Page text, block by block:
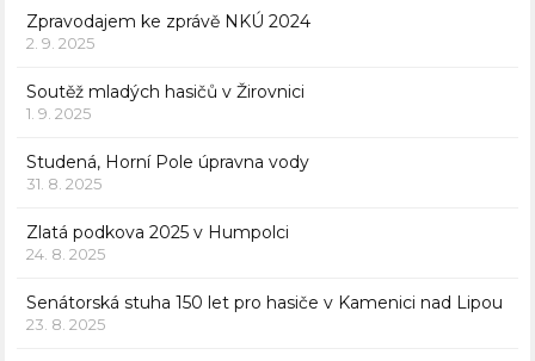
Zpravodajem ke zprávě NKÚ 2024
2. 9. 2025
Soutěž mladých hasičů v Žirovnici
1. 9. 2025
Studená, Horní Pole úpravna vody
31. 8. 2025
Zlatá podkova 2025 v Humpolci
24. 8. 2025
Senátorská stuha 150 let pro hasiče v Kamenici nad Lipou
23. 8. 2025